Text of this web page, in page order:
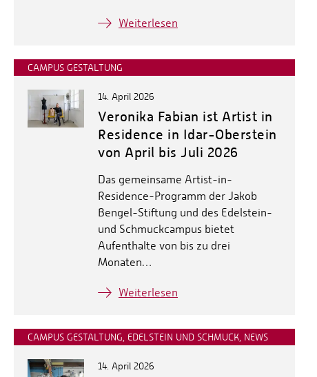
Weiterlesen
CAMPUS GESTALTUNG
14. April 2026
Veronika Fabian ist Artist in
Residence in Idar-Oberstein
von April bis Juli 2026
Das gemeinsame Artist-in-
Residence-Programm der Jakob
Bengel-Stiftung und des Edelstein-
und Schmuckcampus bietet
Aufenthalte von bis zu drei
Monaten…
Weiterlesen
CAMPUS GESTALTUNG, EDELSTEIN UND SCHMUCK, NEWS
14. April 2026